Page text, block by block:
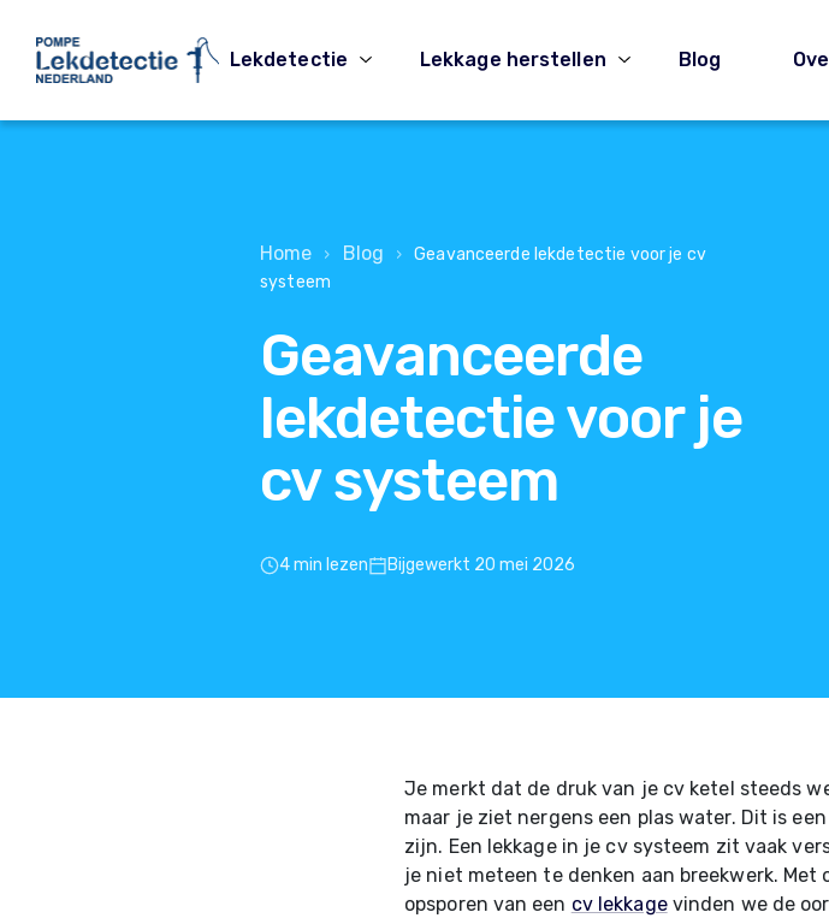
Lekdetectie Lekkage herstellen Blog
Home › Blog › Geavanceerde lekdetectie voor je cv
systeem
Geavanceerde
lekdetectie voor je
cv systeem
4 min lezen Bijgewerkt 20 mei 2026
Je merkt dat de druk van je cv ketel steeds
maar je ziet nergens een plas water. Dit is
zijn. Een lekkage in je cv systeem zit vaak
je niet meteen te denken aan breekwerk.
opsporen van een cv lekkagevinden we de